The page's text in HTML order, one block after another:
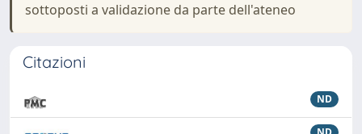
sottoposti a validazione da parte dell'ateneo
Citazioni
ND